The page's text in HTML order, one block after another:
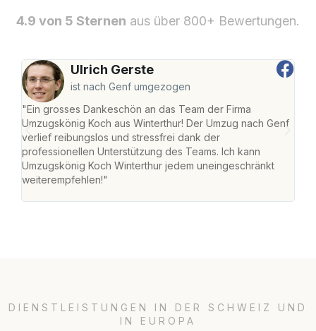
4.9 von 5 Sternen aus über 800+ Bewertungen.
Ulrich Gerste
ist nach Genf umgezogen
"Ein grosses Dankeschön an das Team der Firma
Umzugskönig Koch aus Winterthur! Der Umzug nach Genf
verlief reibungslos und stressfrei dank der
professionellen Unterstützung des Teams. Ich kann
Umzugskönig Koch Winterthur jedem uneingeschränkt
weiterempfehlen!"
DIENSTLEISTUNGEN IN DER SCHWEIZ UND
IN EUROPA